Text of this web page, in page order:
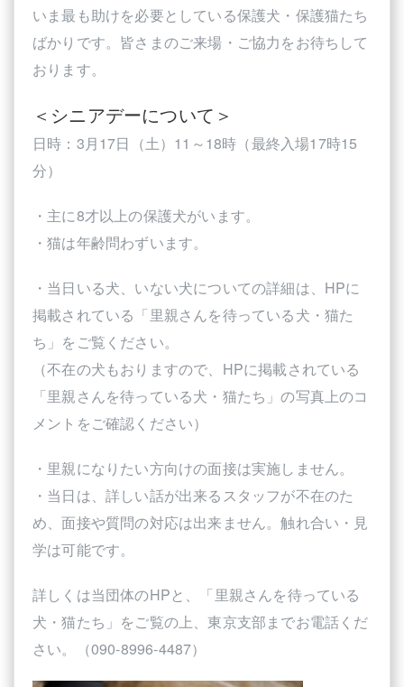
いま最も助けを必要としている保護犬・保護猫たち
ばかりです。皆さまのご来場・ご協力をお待ちして
おります。
＜シニアデーについて＞
日時：3月17日（土）11～18時（最終入場17時15
分）
・主に8才以上の保護犬がいます。
・猫は年齢問わずいます。
・当日いる犬、いない犬についての詳細は、HPに
掲載されている「里親さんを待っている犬・猫た
ち」をご覧ください。
（不在の犬もおりますので、HPに掲載されている
「里親さんを待っている犬・猫たち」の写真上のコ
メントをご確認ください）
・里親になりたい方向けの面接は実施しません。
・当日は、詳しい話が出来るスタッフが不在のた
め、面接や質問の対応は出来ません。触れ合い・見
学は可能です。
詳しくは当団体のHPと、「里親さんを待っている
犬・猫たち」をご覧の上、東京支部までお電話くだ
さい。（090-8996-4487）